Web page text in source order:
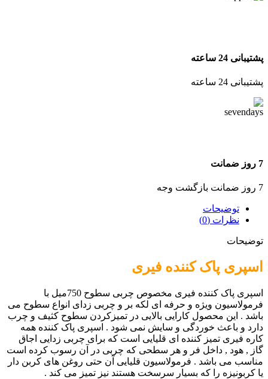
پشتیبانی 24 ساعته
پشتیبانی 24 ساعته
7 روز ضمانت
7 روز ضمانت بازگشت وجه
توضیحات
نظرات (0)
توضیحات
اسپری پاک کننده فیری
اسپری پاک کننده فیری مخصوص چربی سطوح 750میل با
فرمولاسیون ویژه و حرفه ای لکه بر و چربی زدای انواع سطوح می
باشد . این محصول کارایی بالایی در تمیزکردن سطوح کثیف و چرب
دارد و باعث خوردگی و سایش نمی شود . اسپری پاک کننده همه
کاره فیری تمیز کننده ای قلیایی است که برای چربی زدایی اجاق
گاز , هود , داخل فر و هر سطحی که چربی در آن رسوب کرده است
مناسب می باشد . فرمولاسیون قلیایی آن حتی روغن های کربن دار
یا کربونیزه را که بسیار سرسخت هستند نیز تمیز می کند .